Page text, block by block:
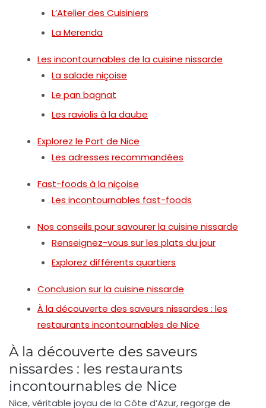
L’Atelier des Cuisiniers
La Merenda
Les incontournables de la cuisine nissarde
La salade niçoise
Le pan bagnat
Les raviolis à la daube
Explorez le Port de Nice
Les adresses recommandées
Fast-foods à la niçoise
Les incontournables fast-foods
Nos conseils pour savourer la cuisine nissarde
Renseignez-vous sur les plats du jour
Explorez différents quartiers
Conclusion sur la cuisine nissarde
À la découverte des saveurs nissardes : les
restaurants incontournables de Nice
À la découverte des saveurs
nissardes : les restaurants
incontournables de Nice
Nice, véritable joyau de la Côte d’Azur, regorge de